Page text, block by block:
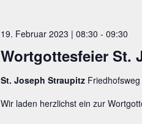
Wortgottesfeier St.
19. Februar 2023 | 08:30 - 09:30
St. Joseph Straupitz
Wir laden herzlichst ein zur